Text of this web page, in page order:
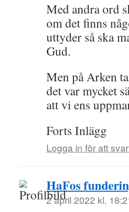
Med andra ord
om det finns
uttyder så ska
Gud.
Men på Arken
det var mycket
att vi ens
Forts Inlägg
Logga in för att
HaFos
2 april 2022 kl.